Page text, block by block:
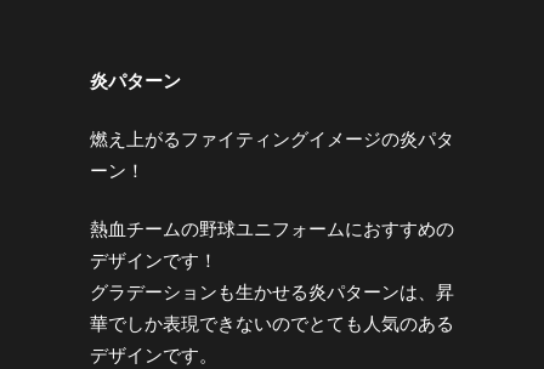
炎パターン
燃え上がるファイティングイメージの炎パタ
ーン！
熱血チームの野球ユニフォームにおすすめの
デザインです！
グラデーションも生かせる炎パターンは、昇
華でしか表現できないのでとても人気のある
デザインです。